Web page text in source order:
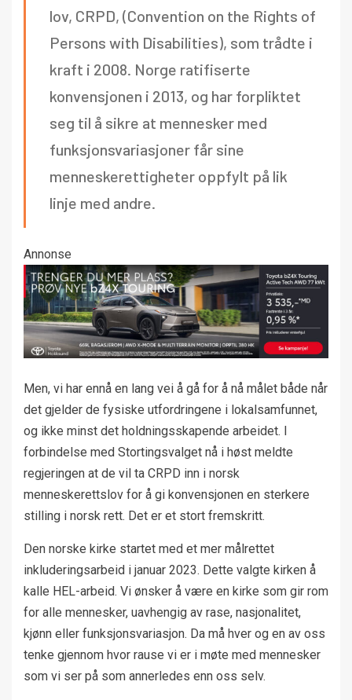
lov, CRPD, (Convention on the Rights of
Persons with Disabilities), som trådte i
kraft i 2008. Norge ratifiserte
konvensjonen i 2013, og har forpliktet
seg til å sikre at mennesker med
funksjonsvariasjoner får sine
menneskerettigheter oppfylt på lik
linje med andre.
Annonse
Men, vi har ennå en lang vei å gå for å nå målet både når
det gjelder de fysiske utfordringene i lokalsamfunnet,
og ikke minst det holdningsskapende arbeidet. I
forbindelse med Stortingsvalget nå i høst meldte
regjeringen at de vil ta CRPD inn i norsk
menneskerettslov for å gi konvensjonen en sterkere
stilling i norsk rett. Det er et stort fremskritt.
Den norske kirke startet med et mer målrettet
inkluderingsarbeid i januar 2023. Dette valgte kirken å
kalle HEL-arbeid. Vi ønsker å være en kirke som gir rom
for alle mennesker, uavhengig av rase, nasjonalitet,
kjønn eller funksjonsvariasjon. Da må hver og en av oss
tenke gjennom hvor rause vi er i møte med mennesker
som vi ser på som annerledes enn oss selv.